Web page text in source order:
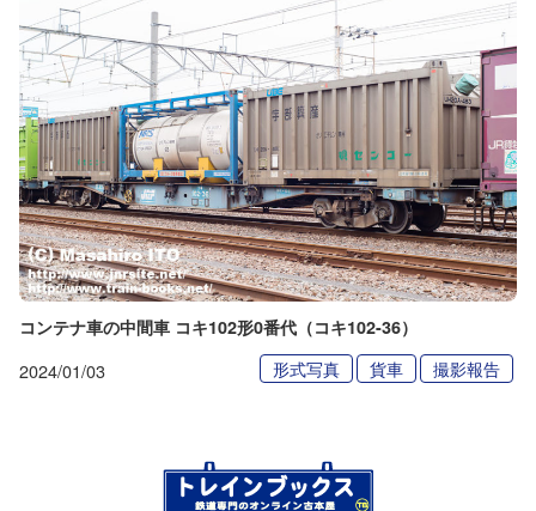
コンテナ車の中間車 コキ102形0番代（コキ102-36）
2024/01/03 形式写真 貨車 撮影報告